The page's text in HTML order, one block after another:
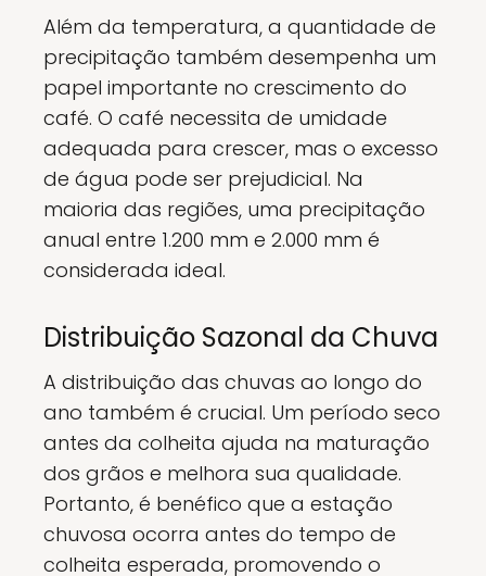
Além da temperatura, a quantidade de
precipitação também desempenha um
papel importante no crescimento do
café. O café necessita de umidade
adequada para crescer, mas o excesso
de água pode ser prejudicial. Na
maioria das regiões, uma precipitação
anual entre 1.200 mm e 2.000 mm é
considerada ideal.
Distribuição Sazonal da Chuva
A distribuição das chuvas ao longo do
ano também é crucial. Um período seco
antes da colheita ajuda na maturação
dos grãos e melhora sua qualidade.
Portanto, é benéfico que a estação
chuvosa ocorra antes do tempo de
colheita esperada, promovendo o